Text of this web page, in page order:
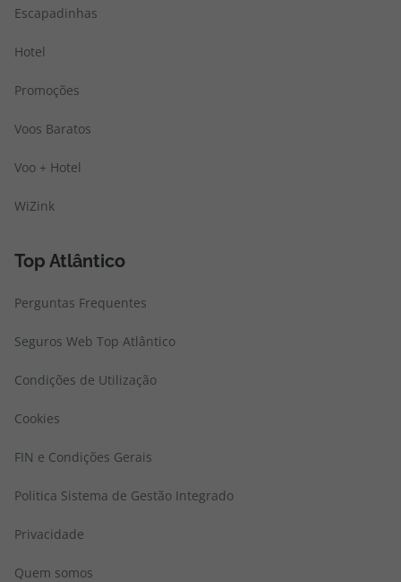
Escapadinhas
Hotel
Promoções
Voos Baratos
Voo + Hotel
WiZink
Top Atlântico
Perguntas Frequentes
Seguros Web Top Atlântico
Condições de Utilização
Cookies
FIN e Condições Gerais
Politica Sistema de Gestão Integrado
Privacidade
Quem somos